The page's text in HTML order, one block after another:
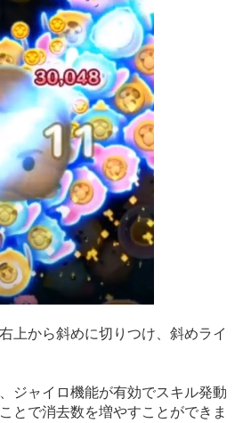
上から斜めに切りつけ、斜めライ
ジャイロ機能が有効でスキル発動
とで消去数を増やすことができま